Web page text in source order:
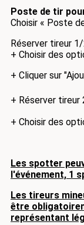
Poste de tir
Choisir « Poste
Réserver tireur
+ Choisir des
+ Cliquer sur
+ Réserver
+ Choisir des
Les spotter
l'événement, 1
Les tireurs
être
représentant